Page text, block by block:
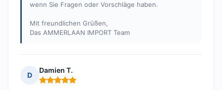
wenn Sie Fragen oder Vorschläge haben.
Mit freundlichen Grüßen,
Das AMMERLAAN IMPORT Team
D
Damien T.
Hinweis: 5 von 5